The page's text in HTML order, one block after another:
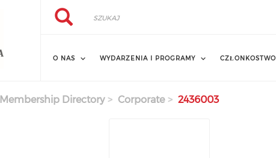
Szukaj
Szukaj
O NAS WYDARZENIA I PROGRAMY CZŁONKOSTWO
Membership Directory Corporate 2436003